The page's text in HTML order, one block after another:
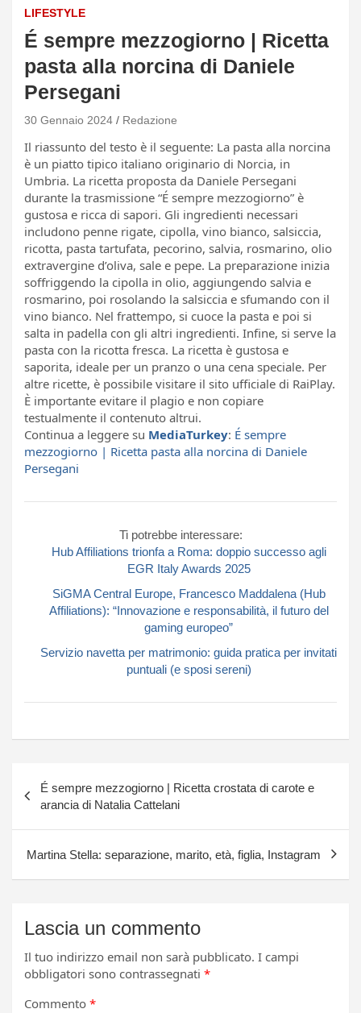
LIFESTYLE
É sempre mezzogiorno | Ricetta
pasta alla norcina di Daniele
Persegani
30 Gennaio 2024 Redazione
Il riassunto del testo è il seguente: La pasta alla norcina
è un piatto tipico italiano originario di Norcia, in
Umbria. La ricetta proposta da Daniele Persegani
durante la trasmissione “É sempre mezzogiorno” è
gustosa e ricca di sapori. Gli ingredienti necessari
includono penne rigate, cipolla, vino bianco, salsiccia,
ricotta, pasta tartufata, pecorino, salvia, rosmarino, olio
extravergine d’oliva, sale e pepe. La preparazione inizia
soffriggendo la cipolla in olio, aggiungendo salvia e
rosmarino, poi rosolando la salsiccia e sfumando con il
vino bianco. Nel frattempo, si cuoce la pasta e poi si
salta in padella con gli altri ingredienti. Infine, si serve la
pasta con la ricotta fresca. La ricetta è gustosa e
saporita, ideale per un pranzo o una cena speciale. Per
altre ricette, è possibile visitare il sito ufficiale di RaiPlay.
È importante evitare il plagio e non copiare
testualmente il contenuto altrui.
Continua a leggere su MediaTurkey: É sempre
mezzogiorno | Ricetta pasta alla norcina di Daniele
Persegani
Ti potrebbe interessare:
Hub Affiliations trionfa a Roma: doppio successo agli
EGR Italy Awards 2025
SiGMA Central Europe, Francesco Maddalena (Hub
Affiliations): “Innovazione e responsabilità, il futuro del
gaming europeo”
Servizio navetta per matrimonio: guida pratica per invitati
puntuali (e sposi sereni)
Navigazione
articoli
É sempre mezzogiorno | Ricetta crostata di carote e
arancia di Natalia Cattelani
Martina Stella: separazione, marito, età, figlia, Instagram
Lascia un commento
Il tuo indirizzo email non sarà pubblicato. I campi
obbligatori sono contrassegnati *
Commento *